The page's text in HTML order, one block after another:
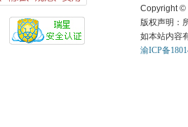
Copyright ©
版权声明：
如本站内容
渝ICP备